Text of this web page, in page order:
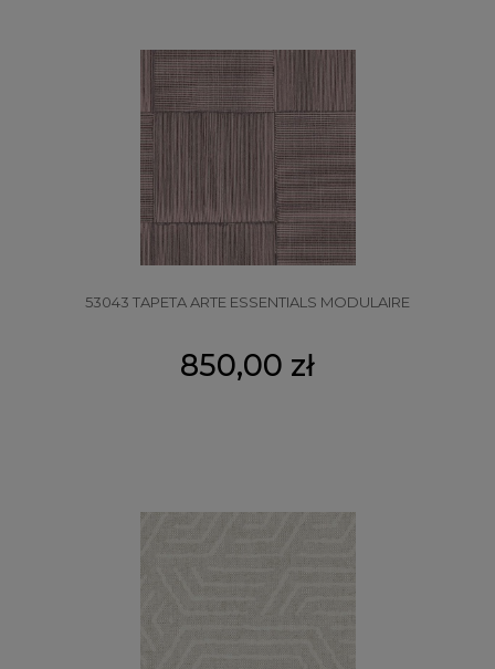
53043 TAPETA ARTE ESSENTIALS MODULAIRE
850,00 zł